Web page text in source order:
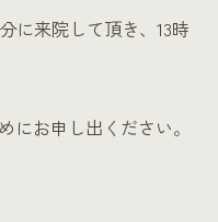
に来院して頂き、13時
お申し出ください。